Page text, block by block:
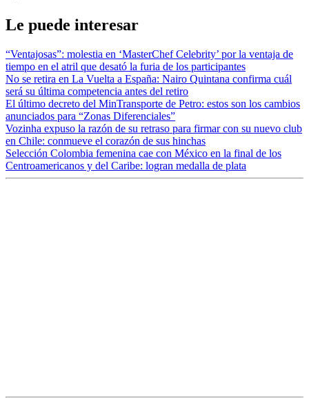
Le puede interesar
“Ventajosas”: molestia en ‘MasterChef Celebrity’ por la ventaja de
tiempo en el atril que desató la furia de los participantes
No se retira en La Vuelta a España: Nairo Quintana confirma cuál
será su última competencia antes del retiro
El último decreto del MinTransporte de Petro: estos son los cambios
anunciados para “Zonas Diferenciales”
Vozinha expuso la razón de su retraso para firmar con su nuevo club
en Chile: conmueve el corazón de sus hinchas
Selección Colombia femenina cae con México en la final de los
Centroamericanos y del Caribe: logran medalla de plata